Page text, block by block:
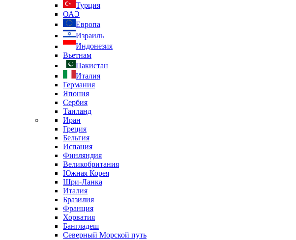
Турция
ОАЭ
Европа
Израиль
Индонезия
Вьетнам
Пакистан
Италия
Германия
Япония
Сербия
Таиланд
Иран
Греция
Бельгия
Испания
Финляндия
Великобритания
Южная Корея
Шри-Ланка
Италия
Бразилия
Франция
Хорватия
Бангладеш
Северный Морской путь